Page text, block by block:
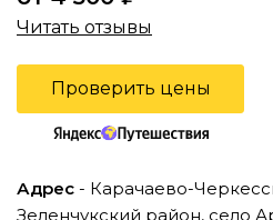
Читать отзывы
Проверить цены
Адрес - Карачаево-
Зеленчукский район, село